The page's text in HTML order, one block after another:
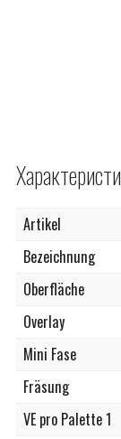
Artikel
Bezeichnung
Oberfläche
Overlay
Mini Fase
Fräsung
VE pro Palette 1